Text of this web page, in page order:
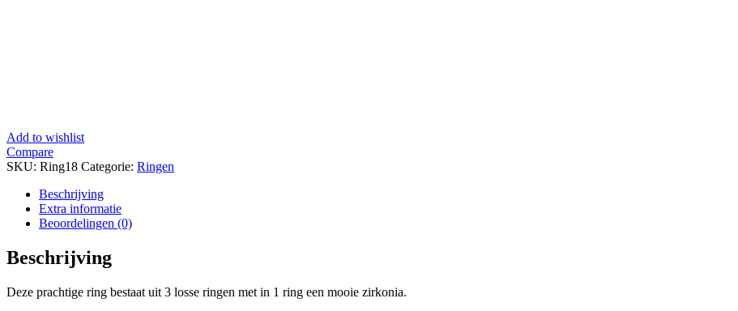
Add to wishlist
Compare
SKU: Ring18 Categorie: Ringen
Beschrijving
Extra informatie
Beoordelingen (0)
Beschrijving
Deze prachtige ring bestaat uit 3 losse ringen met in 1 ring een mooie zirkonia.